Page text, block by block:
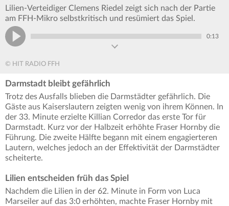
Lilien-Verteidiger Clemens Riedel zeigt sich nach der Partie
am FFH-Mikro selbstkritisch und resümiert das Spiel.
0:13
© HIT RADIO FFH
Darmstadt bleibt gefährlich
Trotz des Ausfalls blieben die Darmstädter gefährlich. Die
Gäste aus Kaiserslautern zeigten wenig von ihrem Können. In
der 33. Minute erzielte Killian Corredor das erste Tor für
Darmstadt. Kurz vor der Halbzeit erhöhte Fraser Hornby die
Führung. Die zweite Hälfte begann mit einem engagierteren
Lautern, welches jedoch an der Effektivität der Darmstädter
scheiterte.
Lilien entscheiden früh das Spiel
Nachdem die Lilien in der 62. Minute in Form von Luca
Marseiler auf das 3:0 erhöhten, machte Fraser Hornby mit